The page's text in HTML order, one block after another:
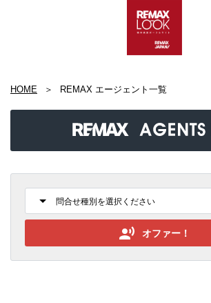
HOME REMAX エージェント一覧
オファー！